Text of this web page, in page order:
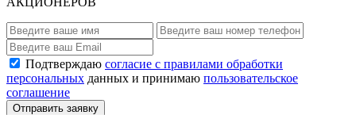
Подтверждаю согласие с правилами обработки
персональных данных и принимаю пользовательское
соглашение
Отправить заявку